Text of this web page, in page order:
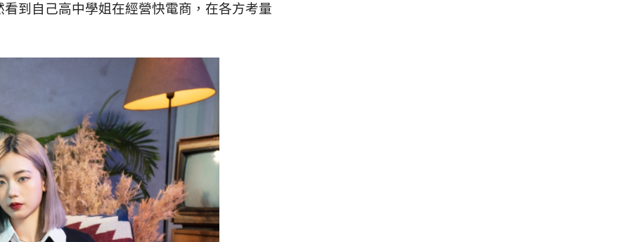
看到自己高中學姐在經營快電商，在各方考量